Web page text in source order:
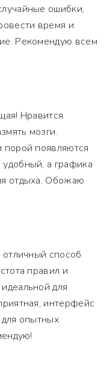
ошибки,
время и
Рекомендую всем
Нравится
мозги.
порой появляются
а графика
отдыха. Обожаю
отличный способ
правил и
для
интерфейс
опытных